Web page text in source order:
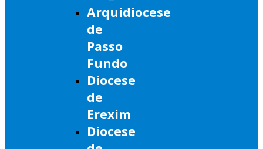
Arquidiocese
de
Passo
Fundo
Diocese
de
Erexim
Diocese